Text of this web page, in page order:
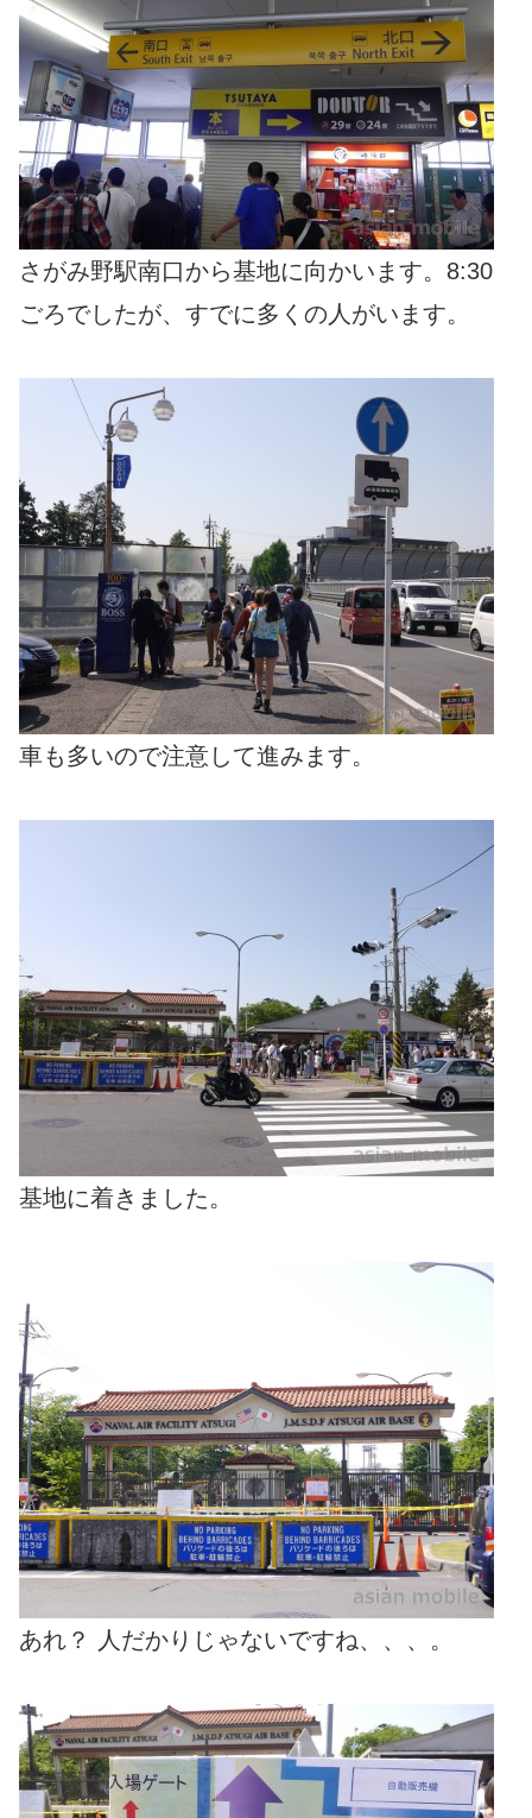
さがみ野駅南口から基地に向かいます。8:30
ごろでしたが、すでに多くの人がいます。
車も多いので注意して進みます。
基地に着きました。
あれ？ 人だかりじゃないですね、、、。